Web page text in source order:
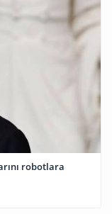
robotlara